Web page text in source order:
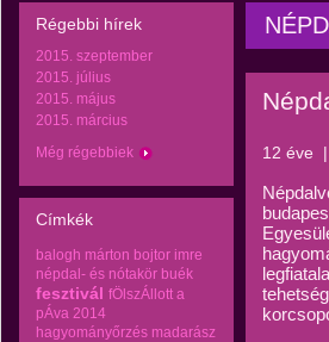
Régebbi hírek
2015. szeptember
2015. július
2015. május
2015. március
Még régebbiek
Címkék
balogh márton bojtor imre
népdal- és nótakör buék
fesztivál fÖlszÁllott a
pÁva 2014
hagyományőrzés madarász
12 éve |